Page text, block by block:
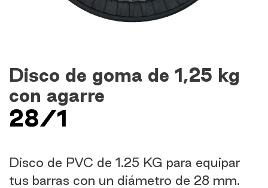
Disco de goma de 1,25 kg
con agarre
28/1
Disco de PVC de 1.25 KG para equipar
tus barras con un diámetro de 28 mm.